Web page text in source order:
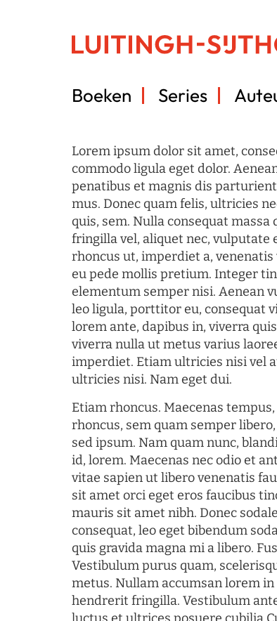
Boeken Series
Lorem ipsum dolor sit amet,
commodo ligula eget dolor.
penatibus et magnis dis
mus. Donec quam felis, ultricies
quis, sem. Nulla consequat massa
fringilla vel, aliquet nec, vulputate
rhoncus ut, imperdiet a,
eu pede mollis pretium. Integer
elementum semper nisi. Aenean
leo ligula, porttitor eu, consequat
lorem ante, dapibus in, viverra
viverra nulla ut metus varius
imperdiet. Etiam ultricies nisi vel
ultricies nisi. Nam eget dui.
Etiam rhoncus. Maecenas
rhoncus, sem quam semper
sed ipsum. Nam quam nunc,
id, lorem. Maecenas nec odio et
vitae sapien ut libero venenatis
sit amet orci eget eros faucibus
mauris sit amet nibh. Donec
consequat, leo eget bibendum
quis gravida magna mi a libero.
Vestibulum purus quam,
metus. Nullam accumsan lorem
hendrerit fringilla. Vestibulum